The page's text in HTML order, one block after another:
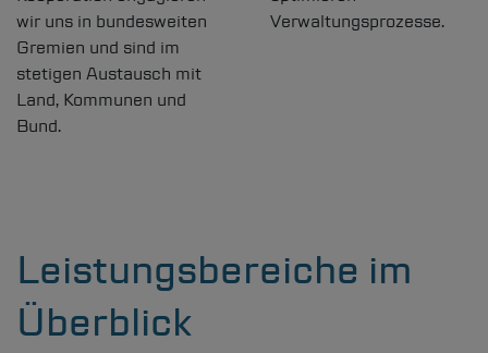
wir uns in bundesweiten
Gremien und sind im
stetigen Austausch mit
Land, Kommunen und
Bund.
Verwaltungsprozesse.
Leistungsbereiche im
Überblick